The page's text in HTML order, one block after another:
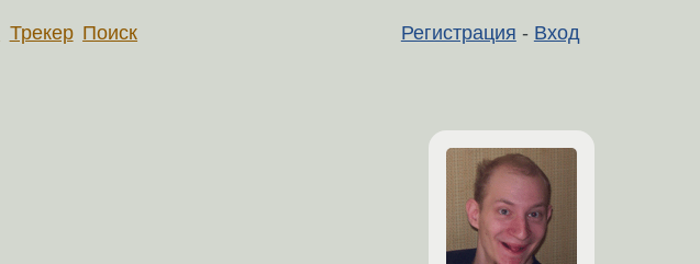
Регистрация - Вход
Трекер Поиск